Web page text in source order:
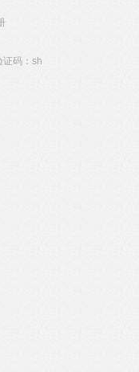
证码：sh